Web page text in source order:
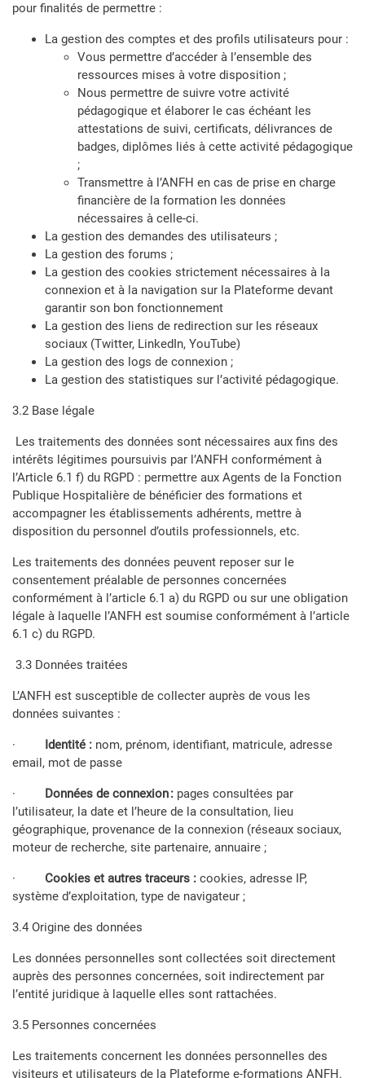
pour finalités de permettre :
La gestion des comptes et des profils utilisateurs pour :
Vous permettre d’accéder à l’ensemble des
ressources mises à votre disposition ;
Nous permettre de suivre votre activité
pédagogique et élaborer le cas échéant les
attestations de suivi, certificats, délivrances de
badges, diplômes liés à cette activité pédagogique
;
Transmettre à l’ANFH en cas de prise en charge
financière de la formation les données
nécessaires à celle-ci.
La gestion des demandes des utilisateurs ;
La gestion des forums ;
La gestion des cookies strictement nécessaires à la
connexion et à la navigation sur la Plateforme devant
garantir son bon fonctionnement
La gestion des liens de redirection sur les réseaux
sociaux (Twitter, LinkedIn, YouTube)
La gestion des logs de connexion ;
La gestion des statistiques sur l’activité pédagogique.
3.2 Base légale
Les traitements des données sont nécessaires aux fins des
intérêts légitimes poursuivis par l’ANFH conformément à
l’Article 6.1 f) du RGPD : permettre aux Agents de la Fonction
Publique Hospitalière de bénéficier des formations et
accompagner les établissements adhérents, mettre à
disposition du personnel d’outils professionnels, etc.
Les traitements des données peuvent reposer sur le
consentement préalable de personnes concernées
conformément à l’article 6.1 a) du RGPD ou sur une obligation
légale à laquelle l’ANFH est soumise conformément à l’article
6.1 c) du RGPD.
3.3 Données traitées
L’ANFH est susceptible de collecter auprès de vous les
données suivantes :
· Identité : nom, prénom, identifiant, matricule, adresse
email, mot de passe
· Données de connexion : pages consultées par
l’utilisateur, la date et l’heure de la consultation, lieu
géographique, provenance de la connexion (réseaux sociaux,
moteur de recherche, site partenaire, annuaire ;
· Cookies et autres traceurs : cookies, adresse IP,
système d’exploitation, type de navigateur ;
3.4 Origine des données
Les données personnelles sont collectées soit directement
auprès des personnes concernées, soit indirectement par
l’entité juridique à laquelle elles sont rattachées.
3.5 Personnes concernées
Les traitements concernent les données personnelles des
visiteurs et utilisateurs de la Plateforme e-formations ANFH.